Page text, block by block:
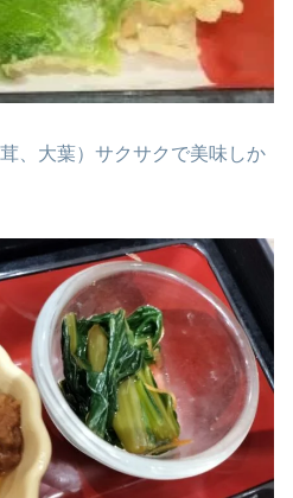
、大葉）サクサクで美味しか